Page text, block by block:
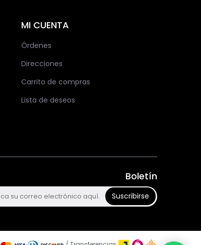
MI CUENTA
Órdenes
Direcciones
Carrito de compras
Lista de deseos
Boletín
Suscribirse